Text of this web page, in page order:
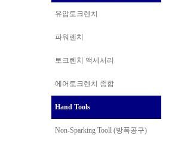
유압토크렌치
파워렌치
토크렌치 액세서리
에어토크렌치 종합
Hand Tools
Non-Sparking Tooll (방폭공구)